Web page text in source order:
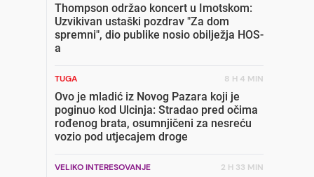
Thompson održao koncert u Imotskom:
Uzvikivan ustaški pozdrav "Za dom
spremni", dio publike nosio obilježja HOS-
a
TUGA 8 H 4 MIN
Ovo je mladić iz Novog Pazara koji je
poginuo kod Ulcinja: Stradao pred očima
rođenog brata, osumnjičeni za nesreću
vozio pod utjecajem droge
VELIKO INTERESOVANJE 2 H 33 MIN